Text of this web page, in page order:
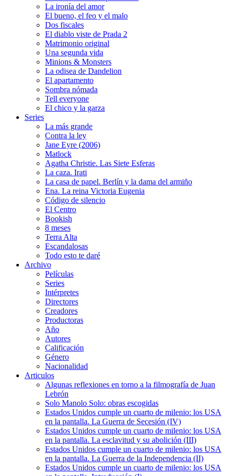
La ironía del amor
El bueno, el feo y el malo
Dos fiscales
El diablo viste de Prada 2
Matrimonio original
Una segunda vida
Minions & Monsters
La odisea de Dandelion
El apartamento
Sombra nómada
Tell everyone
El chico y la garza
Series
La más grande
Contra la ley
Jane Eyre (2006)
Matlock
Agatha Christie. Las Siete Esferas
La caza. Irati
La casa de papel. Berlín y la dama del armiño
Ena. La reina Victoria Eugenia
Código de silencio
El Centro
Bookish
8 meses
Terra Alta
Escandalosas
Todo esto te daré
Archivo
Películas
Series
Intérpretes
Directores
Creadores
Productoras
Año
Autores
Calificación
Género
Nacionalidad
Articulos
Algunas reflexiones en torno a la filmografía de Juan
Lebrón
Solo Manolo Solo: obras escogidas
Estados Unidos cumple un cuarto de milenio: los USA
en la pantalla. La Guerra de Secesión (IV)
Estados Unidos cumple un cuarto de milenio: los USA
en la pantalla. La esclavitud y su abolición (III)
Estados Unidos cumple un cuarto de milenio: los USA
en la pantalla. La Guerra de la Independencia (II)
Estados Unidos cumple un cuarto de milenio: los USA